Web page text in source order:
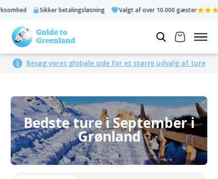
betalingsløsning Valgt af over 10.000 gæster Bedømt 4,3
Besøg vores globale side for et større udvalg af ture
Bedste ture i September i
Grønland